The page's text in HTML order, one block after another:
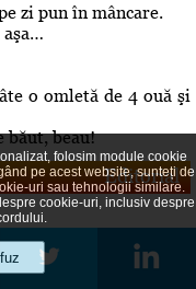
zi pun în mâncare.
o omletă de 4 ouă şi
băut, beau!
Editorial
au explodat
cu fata ucisa
folosim module cookie
pe acest website, sunteți de
uri sau tehnologii similare.
cookie-uri, inclusiv despre